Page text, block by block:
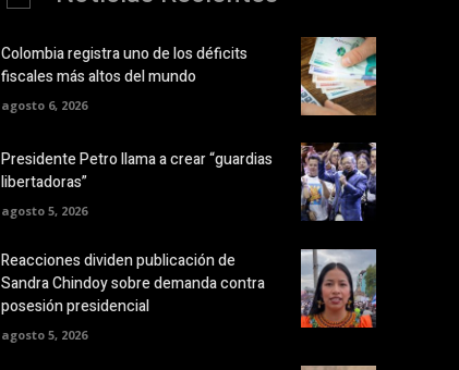
Colombia registra uno de los déficits
fiscales más altos del mundo
agosto 6, 2026
Presidente Petro llama a crear “guardias
libertadoras”
agosto 5, 2026
Reacciones dividen publicación de
Sandra Chindoy sobre demanda contra
posesión presidencial
agosto 5, 2026